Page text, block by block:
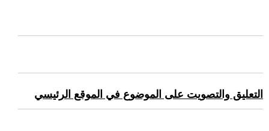
التعليق والتصويت على الموضوع في الموقع الرئيسي